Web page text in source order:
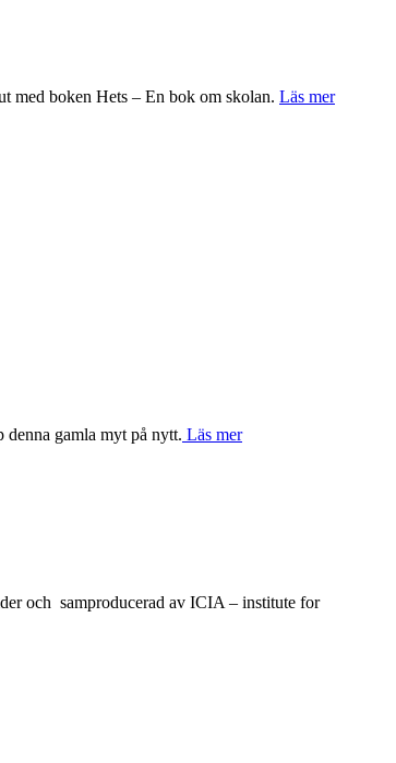
med boken Hets – En bok om skolan. Läs mer
gamla myt på nytt. Läs mer
och samproducerad av ICIA – institute for